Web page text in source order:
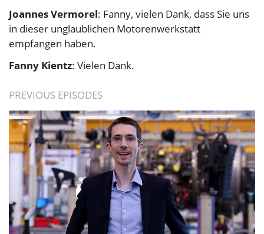
Joannes Vermorel: Fanny, vielen Dank, dass Sie uns
in dieser unglaublichen Motorenwerkstatt
empfangen haben.
Fanny Kientz: Vielen Dank.
PREVIOUS EPISODES